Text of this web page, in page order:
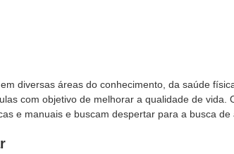
diversas áreas do conhecimento, da saúde
com objetivo de melhorar a qualidade de vida.
e manuais e buscam despertar para a busca